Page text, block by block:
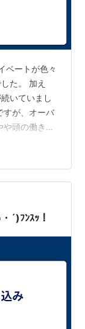
ベートが色々
た。 加え
いていまし
すが、オーバ
頭の働きの
し
復基調になっ
在の状況と目
検定につい
と中国語検
´)ﾌﾝｽｯ！